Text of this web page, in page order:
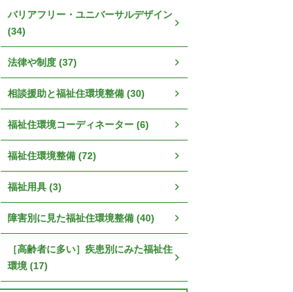
バリアフリー・ユニバーサルデザイン
(34)
法律や制度 (37)
相談援助と福祉住環境整備 (30)
福祉住環境コーディネーター (6)
福祉住環境整備 (72)
福祉用具 (3)
障害別に見た福祉住環境整備 (40)
［高齢者に多い］疾患別にみた福祉住
環境 (17)